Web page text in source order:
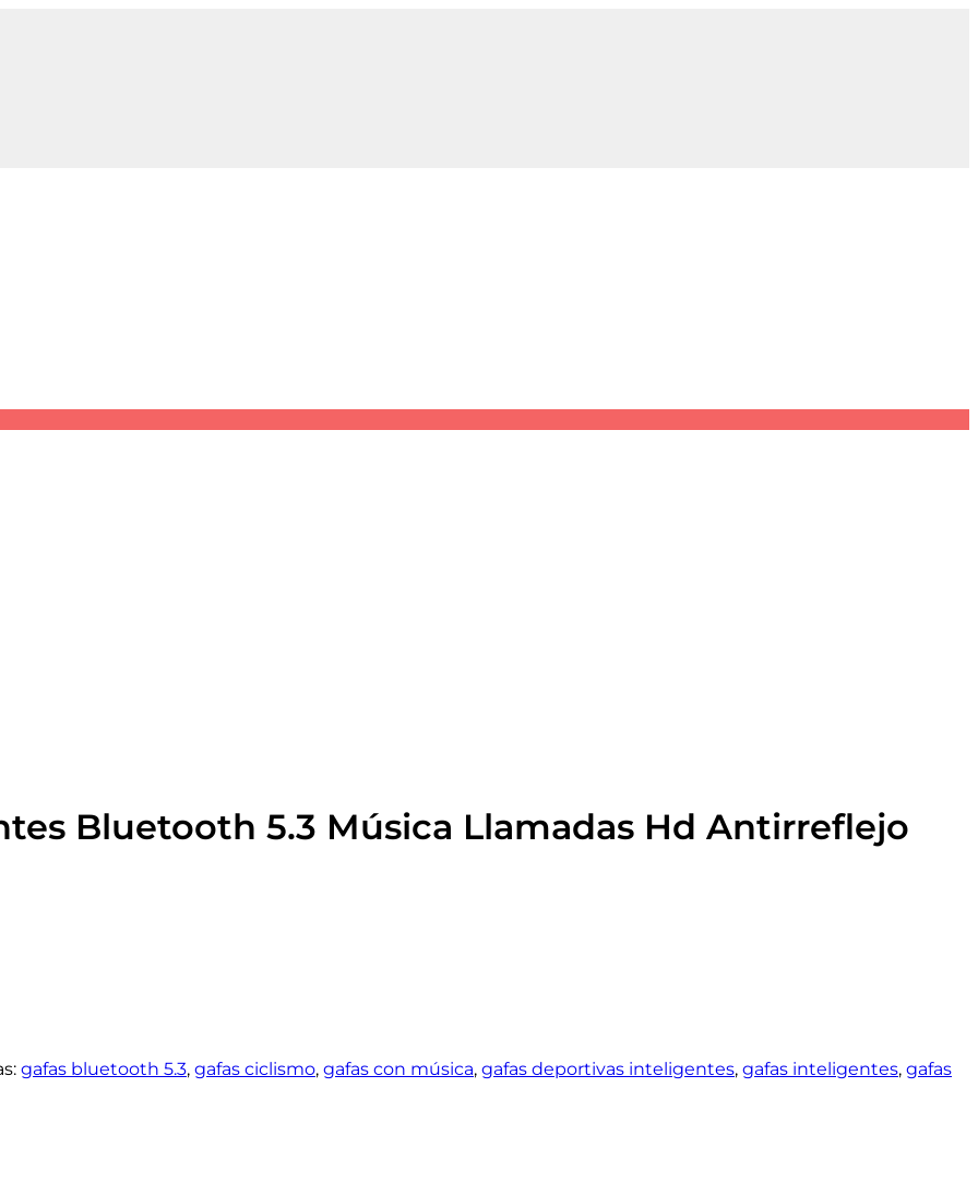
Bluetooth 5.3 Música Llamadas Hd Antirreflejo
gafas bluetooth 5.3, gafas ciclismo, gafas con música, gafas deportivas inteligentes, gafas inteligentes, gafas